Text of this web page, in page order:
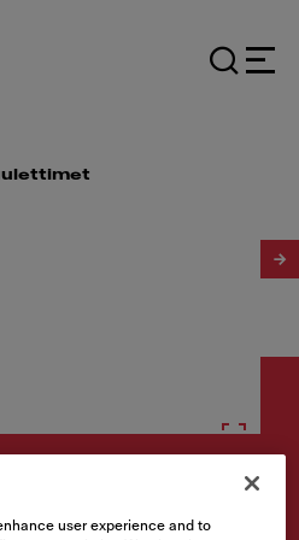
user experience and to